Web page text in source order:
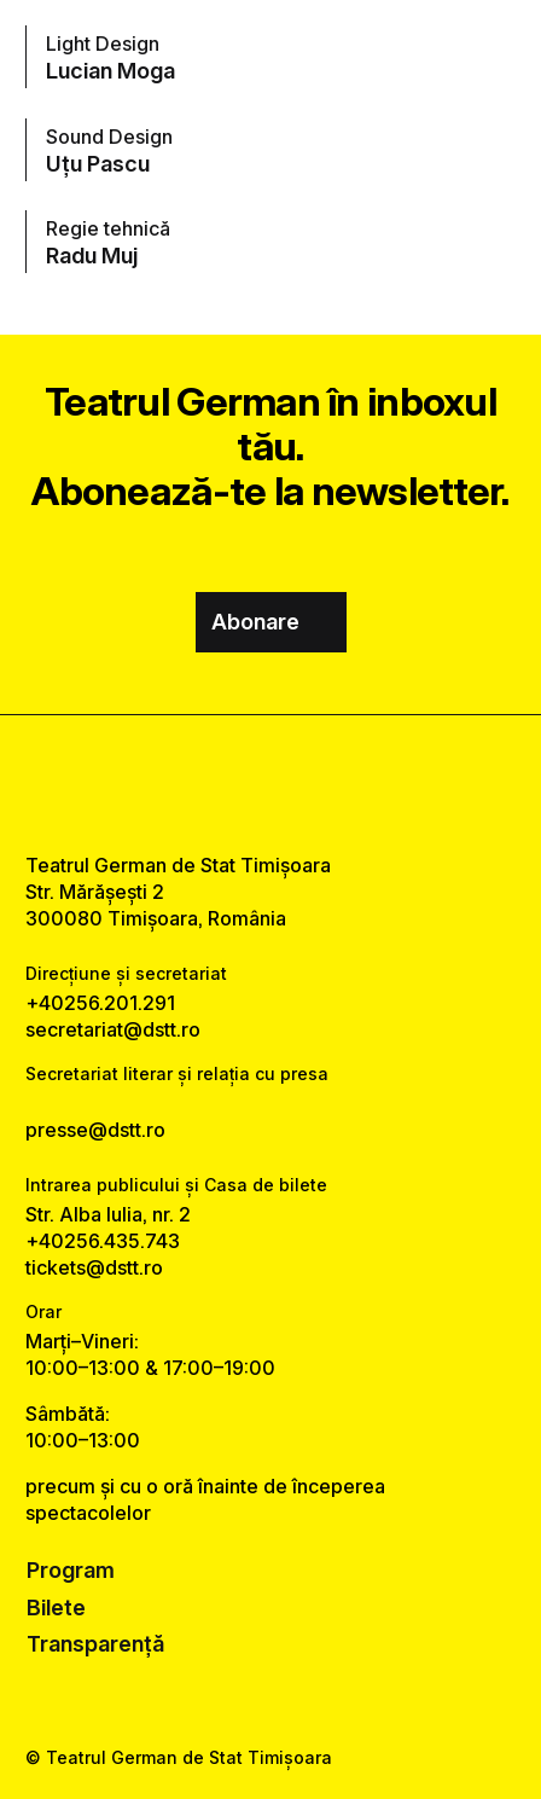
Light Design
Lucian Moga
Sound Design
Uțu Pascu
Regie tehnică
Radu Muj
Teatrul German în inboxul
tău.
Abonează-te la newsletter.
Abonare
Teatrul German de Stat Timișoara
Str. Mărășești 2
300080 Timișoara, România
Direcțiune și secretariat
+40256.201.291
secretariat@dstt.ro
Secretariat literar și relația cu presa
presse@dstt.ro
Intrarea publicului și Casa de bilete
Str. Alba Iulia, nr. 2
+40256.435.743
tickets@dstt.ro
Orar
Marți–Vineri:
10:00–13:00 & 17:00–19:00
Sâmbătă:
10:00–13:00
precum și cu o oră înainte de începerea
spectacolelor
Program
Bilete
Transparență
© Teatrul German de Stat Timișoara